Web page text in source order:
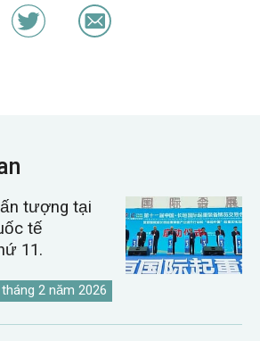
tượng tại
tế
11.
2 năm 2026